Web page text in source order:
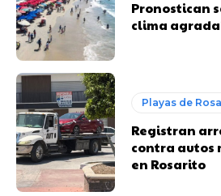
Pronostican
clima
Playas de
Registran
contra autos
en Rosarito